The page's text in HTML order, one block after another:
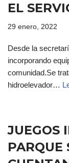
EL
29 enero, 2022
Desde la
incorporando
comunidad.Se
hidroelevador…
JUEGOS
PARQUE